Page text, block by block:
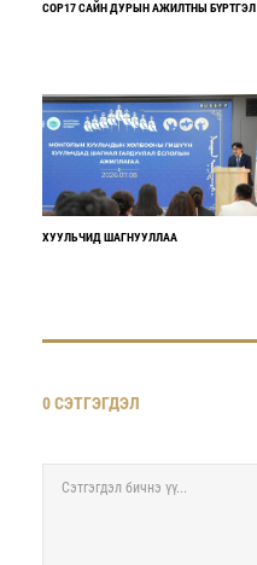
COP17 САЙН ДУРЫН АЖИЛТНЫ БҮРТГЭЛ
ХУУЛЬЧИД ШАГНУУЛЛАА
0 СЭТГЭГДЭЛ